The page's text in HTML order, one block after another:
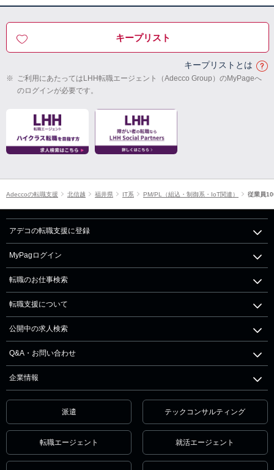
キープリスト
キープリストとは
※ ご利用にあたってはLHH転職エージェント（Adecco Group）のMyPageへ
のログインが必要です。
Adeccoの転職支援 北信越 福井県 IT系 PM/PL（組込・制御系・IoT関連） 従業員
アデコの転職支援に登録
MyPagログイン
転職のお仕事検索
転職支援について
公開中の求人検索
Q&A・お問い合わせ
企業情報
派遣 テックコンサルティング
転職エージェント 就活エージェント